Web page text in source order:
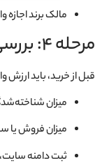
مالک برند اجازه
مرحله 4: بررسی ارزش برند
قبل از خرید، باید ارزش
میزان
میزان فروش یا
ثبت دامنه